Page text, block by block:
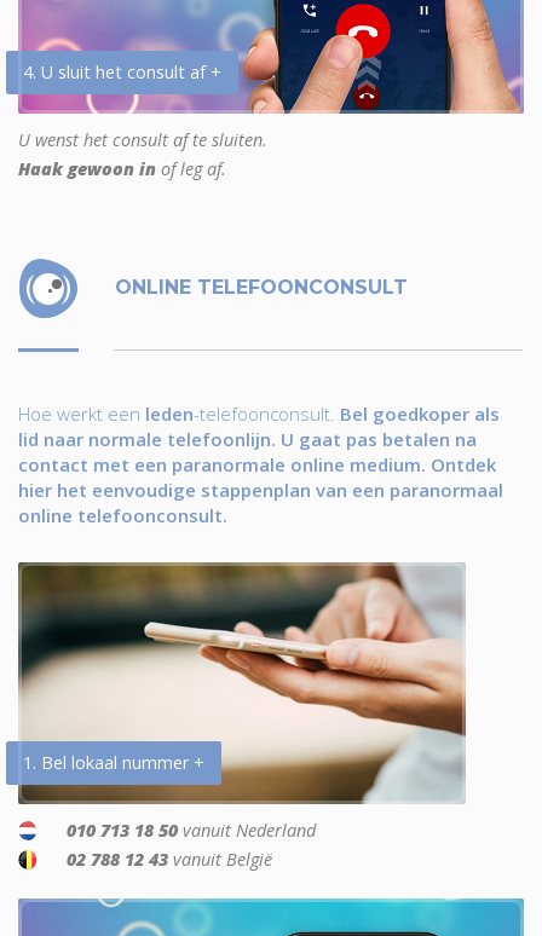
4. U sluit het consult af +
U wenst het consult af te sluiten.
Haak gewoon in of leg af.
ONLINE TELEFOONCONSULT
Hoe werkt een leden-telefoonconsult. Bel goedkoper als
lid naar normale telefoonlijn. U gaat pas betalen na
contact met een paranormale online medium. Ontdek
hier het eenvoudige stappenplan van een paranormaal
online telefoonconsult.
1. Bel lokaal nummer +
010 713 18 50 vanuit Nederland
02 788 12 43 vanuit België